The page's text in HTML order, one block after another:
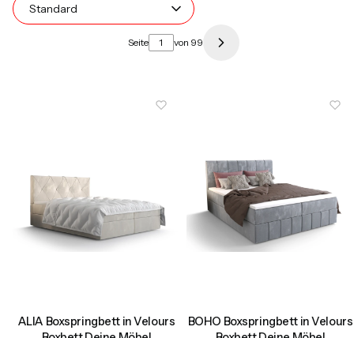
Standard
Seite von 99 Nächste Produkte
ALIA Boxspringbett in Velours
BOHO Boxspringbett in Velours